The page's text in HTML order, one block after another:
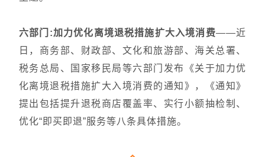
六部门:加力优化离境退税措施扩大入境消费——近
日，商务部、财政部、文化和旅游部、海关总署、
税务总局、国家移民局等六部门发布《关于加力优
化离境退税措施扩大入境消费的通知》，《通知》
提出包括提升退税商店覆盖率、实行小额抽检制、
优化“即买即退”服务等八条具体措施。